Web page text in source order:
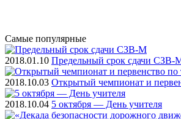
Самые популярные
2018.01.10 Предельный срок сдачи СЗВ-
2018.10.03 Открытый чемпионат и
2018.10.04 5 октября — День учителя